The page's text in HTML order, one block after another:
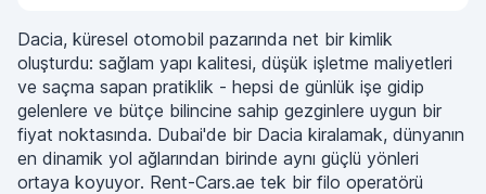
Dacia, küresel otomobil pazarında net bir kimlik
oluşturdu: sağlam yapı kalitesi, düşük işletme maliyetleri
ve saçma sapan pratiklik - hepsi de günlük işe gidip
gelenlere ve bütçe bilincine sahip gezginlere uygun bir
fiyat noktasında. Dubai'de bir Dacia kiralamak, dünyanın
en dinamik yol ağlarından birinde aynı güçlü yönleri
ortaya koyuyor. Rent-Cars.ae tek bir filo operatörü